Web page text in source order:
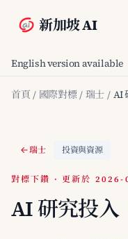
新加坡 AI
English version available
首頁 / 國際對標 / 瑞士 / AI
瑞士 投資與資源
對標下鑽 · 更新於
AI 研究投入